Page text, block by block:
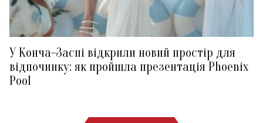
У Конча-Заспі відкрили новий простір для
відпочинку: як пройшла презентація Phoenix
Pool